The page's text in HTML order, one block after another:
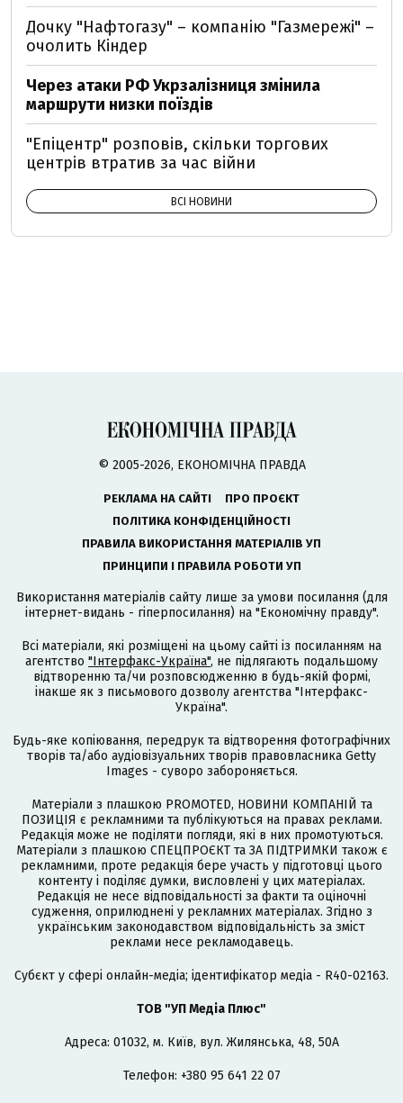
Дочку "Нафтогазу" – компанію "Газмережі" –
очолить Кіндер
Через атаки РФ Укрзалізниця змінила
маршрути низки поїздів
"Епіцентр" розповів, скільки торгових
центрів втратив за час війни
ВСІ НОВИНИ
© 2005-2026, ЕКОНОМІЧНА ПРАВДА
РЕКЛАМА НА САЙТІ
ПРО ПРОЄКТ
ПОЛІТИКА КОНФІДЕНЦІЙНОСТІ
ПРАВИЛА ВИКОРИСТАННЯ МАТЕРІАЛІВ УП
ПРИНЦИПИ І ПРАВИЛА РОБОТИ УП
Використання матеріалів сайту лише за умови посилання (для
інтернет-видань - гіперпосилання) на "Економічну правду".
Всі матеріали, які розміщені на цьому сайті із посиланням на
агентство "Інтерфакс-Україна", не підлягають подальшому
відтворенню та/чи розповсюдженню в будь-якій формі,
інакше як з письмового дозволу агентства "Інтерфакс-
Україна".
Будь-яке копіювання, передрук та відтворення фотографічних
творів та/або аудіовізуальних творів правовласника Getty
Images - суворо забороняється.
Матеріали з плашкою PROMOTED, НОВИНИ КОМПАНІЙ та
ПОЗИЦІЯ є рекламними та публікуються на правах реклами.
Редакція може не поділяти погляди, які в них промотуються.
Матеріали з плашкою СПЕЦПРОЄКТ та ЗА ПІДТРИМКИ також є
рекламними, проте редакція бере участь у підготовці цього
контенту і поділяє думки, висловлені у цих матеріалах.
Редакція не несе відповідальності за факти та оціночні
судження, оприлюднені у рекламних матеріалах. Згідно з
українським законодавством відповідальність за зміст
реклами несе рекламодавець.
Cубєкт у сфері онлайн-медіа; ідентифікатор медіа - R40-02163.
ТОВ "УП Медіа Плюс"
Адреса: 01032, м. Київ, вул. Жилянська, 48, 50А
Телефон: +380 95 641 22 07